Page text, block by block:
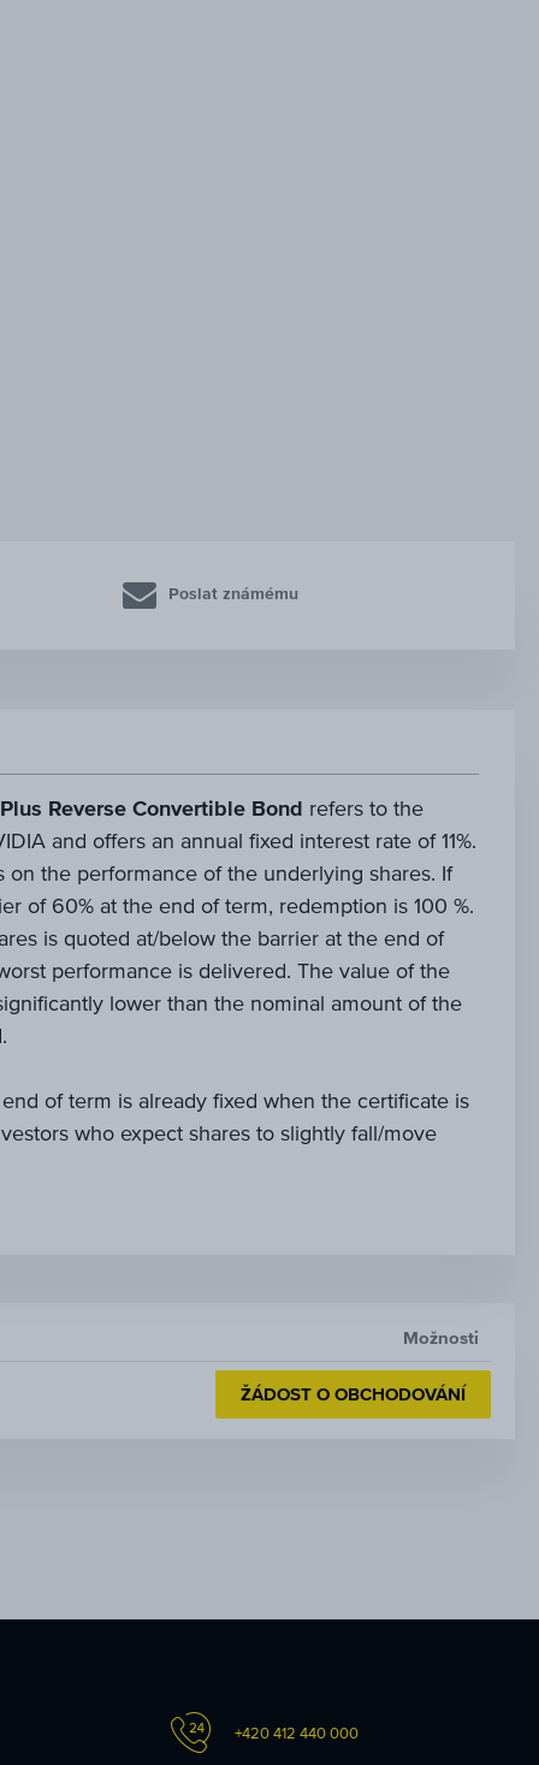
Poslat známému
Reverse Convertible Bond refers to the
and offers an annual fixed interest rate of 11%.
the performance of the underlying shares. If
of 60% at the end of term, redemption is 100 %.
is quoted at/below the barrier at the end of
performance is delivered. The value of the
lower than the nominal amount of the
of term is already fixed when the certificate is
who expect shares to slightly fall/move
Možnosti
ŽÁDOST O OBCHODOVÁNÍ
+420 412 440 000